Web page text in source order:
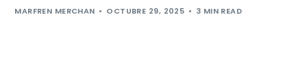
MARFREN MERCHAN OCTUBRE 29, 2025 3 MIN READ